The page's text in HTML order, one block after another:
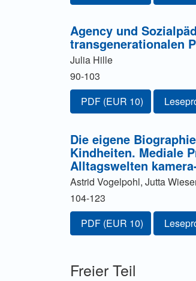
Agency und
transgenerationalen
Julia Hille
90-103
Zugang für Abonnent/
PDF (EUR 10)
Die eigene
Kindheiten. Mediale
Alltagswelten
Astrid Vogelpohl, Jutta
104-123
Zugang für Abonnent/
PDF (EUR 10)
Freier Teil